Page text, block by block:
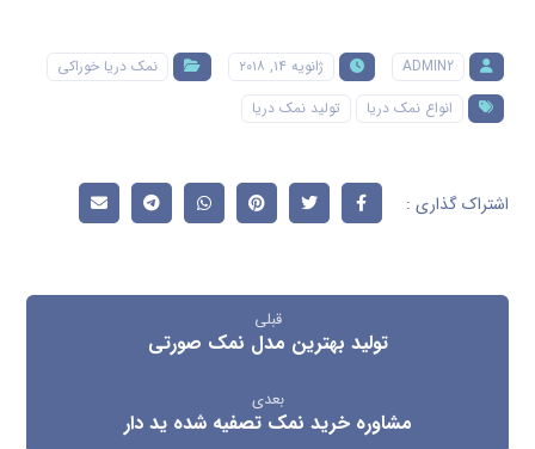
ADMIN2 ژانویه ۱۴, ۲۰۱۸
نمک دریا خوراکی
انواع نمک دریا
تولید نمک دریا
قبلی
تولید بهترین مدل نمک صورتی
بعدی
مشاوره خرید نمک تصفیه شده ید دار